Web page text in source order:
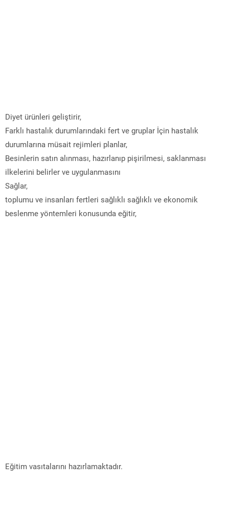
Diyet ürünleri geliştirir,
Farklı hastalık durumlarındaki fert ve gruplar İçin hastalık
durumlarına müsait rejimleri planlar,
Besinlerin satın alınması, hazırlanıp pişirilmesi, saklanması
ilkelerini belirler ve uygulanmasını
Sağlar,
toplumu ve insanları fertleri sağlıklı sağlıklı ve ekonomik
beslenme yöntemleri konusunda eğitir,
Eğitim vasıtalarını hazırlamaktadır.